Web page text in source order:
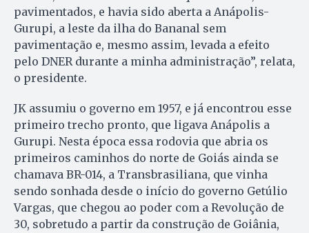
pavimentados, e havia sido aberta a Anápolis-
Gurupi, a leste da ilha do Bananal sem
pavimentação e, mesmo assim, levada a efeito
pelo DNER durante a minha administração”, relata,
o presidente.
JK assumiu o governo em 1957, e já encontrou esse
primeiro trecho pronto, que ligava Anápolis a
Gurupi. Nesta época essa rodovia que abria os
primeiros caminhos do norte de Goiás ainda se
chamava BR-014, a Transbrasiliana, que vinha
sendo sonhada desde o início do governo Getúlio
Vargas, que chegou ao poder com a Revolução de
30, sobretudo a partir da construção de Goiânia,